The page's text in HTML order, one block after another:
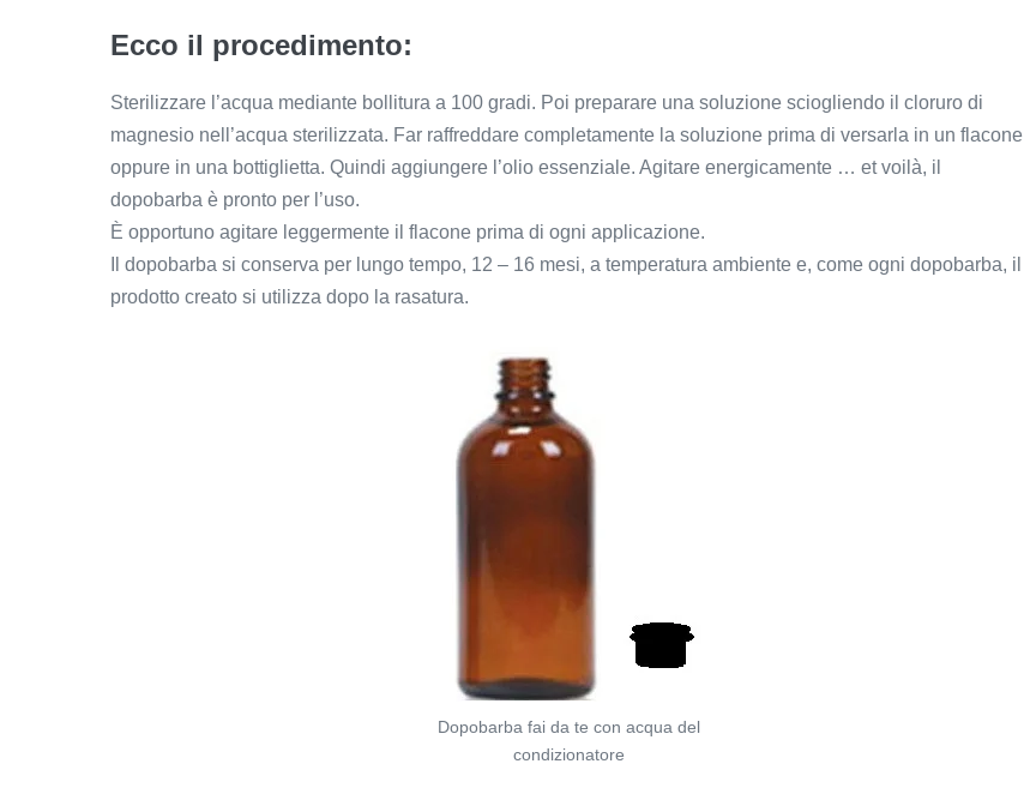
Ecco il procedimento:
Sterilizzare l’acqua mediante bollitura a 100 gradi. Poi preparare una soluzione sciogliendo il cloruro di
magnesio nell’acqua sterilizzata. Far raffreddare completamente la soluzione prima di versarla in un flacone
oppure in una bottiglietta. Quindi aggiungere l’olio essenziale. Agitare energicamente … et voilà, il
dopobarba è pronto per l’uso.
È opportuno agitare leggermente il flacone prima di ogni applicazione.
Il dopobarba si conserva per lungo tempo, 12 – 16 mesi, a temperatura ambiente e, come ogni dopobarba, il
prodotto creato si utilizza dopo la rasatura.
Dopobarba fai da te con acqua del
condizionatore